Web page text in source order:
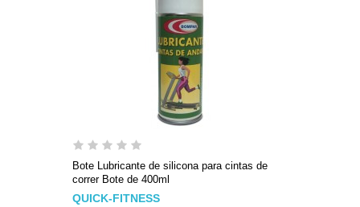
Bote Lubricante de silicona para cintas de
correr Bote de 400ml
QUICK-FITNESS